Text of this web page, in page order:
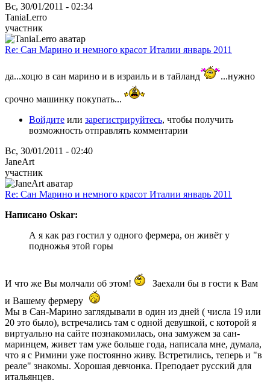
Вс, 30/01/2011 - 02:34
TaniaLerro
участник
Re: Сан Марино и немного красот Италии январь 2011
да...хоцю в сан марино и в израиль и в тайланд ...нужно
срочно машинку покупать...
Войдите или зарегистрируйтесь, чтобы получить
возможность отправлять комментарии
Вс, 30/01/2011 - 02:40
JaneArt
участник
Re: Сан Марино и немного красот Италии январь 2011
Написано Oskar:
А я как раз гостил у одного фермера, он живёт у
подножья этой горы
И что же Вы молчали об этом!
Заехали бы в гости к Вам
и Вашему фермеру
Мы в Сан-Марино заглядывали в один из дней ( числа 19 или
20 это было), встречались там с одной девушкой, с которой я
виртуально на сайте познакомилась, она замужем за сан-
маринцем, живет там уже больше года, написала мне, думала,
что я с Римини уже постоянно живу. Встретились, теперь и "в
реале" знакомы. Хорошая девчонка. Преподает русский для
итальянцев.